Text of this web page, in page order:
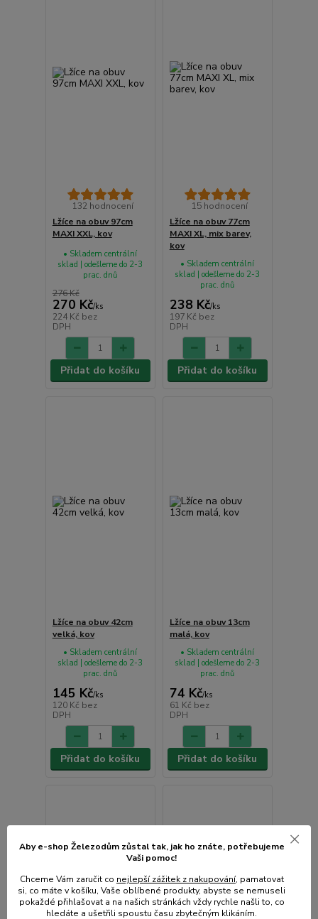
132 hodnocení
Lžíce na obuv 97cm
MAXI XXL, kov
276 Kč
270 Kč/ks
224 Kč bez
DPH
• Skladem centrální
sklad | odešleme do 2-3
prac. dnů
Přidat do košíku
15 hodnocení
Lžíce na obuv 77cm
MAXI XL, mix barev,
kov
238 Kč/ks
197 Kč bez
DPH
• Skladem centrální
sklad | odešleme do 2-3
prac. dnů
Přidat do košíku
Lžíce na obuv 42cm
velká, kov
145 Kč/ks
120 Kč bez
DPH
• Skladem centrální
sklad | odešleme do 2-3
prac. dnů
Přidat do košíku
Lžíce na obuv 13cm
malá, kov
74 Kč/ks
61 Kč bez
DPH
• Skladem centrální
sklad | odešleme do 2-3
prac. dnů
Přidat do košíku
Aby e-shop Železodům zůstal tak, jak ho znáte, potřebujeme
Vaši pomoc!
Chceme Vám zaručit co nejlepší zážitek z nakupování, pamatovat
si, co máte v košíku, Vaše oblíbené produkty, abyste se nemuseli
pokaždé přihlašovat a na našich stránkách vždy rychle našli to, co
hledáte a ušetřili spoustu času zbytečným klikáním.